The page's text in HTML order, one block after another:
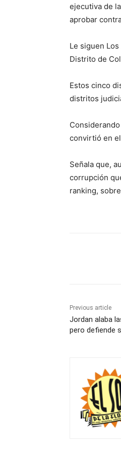
ejecutiva de
aprobar
Le siguen
Distrito de
Estos cinco
distritos
convirtió en
Señala que,
corrupción
ranking,
Previous article
Jordan alaba
pero defiende